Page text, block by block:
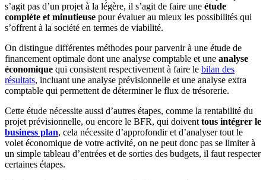
s’agit pas d’un projet à la légère, il s’agit de faire une étude
complète et minutieuse pour évaluer au mieux les possibilités qui
s’offrent à la société en termes de viabilité.
On distingue différentes méthodes pour parvenir à une étude de
financement optimale dont une analyse comptable et une analyse
économique qui consistent respectivement à faire le bilan des
résultats, incluant une analyse prévisionnelle et une analyse extra
comptable qui permettent de déterminer le flux de trésorerie.
Cette étude nécessite aussi d’autres étapes, comme la rentabilité du
projet prévisionnelle, ou encore le BFR, qui doivent tous intégrer le
business plan, cela nécessite d’approfondir et d’analyser tout le
volet économique de votre activité, on ne peut donc pas se limiter à
un simple tableau d’entrées et de sorties des budgets, il faut respecter
certaines étapes.